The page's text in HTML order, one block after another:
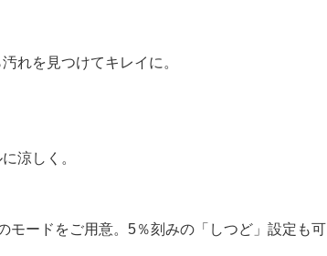
れを見つけてキレイに。
涼しく。
モードをご用意。5％刻みの「しつど」設定も可